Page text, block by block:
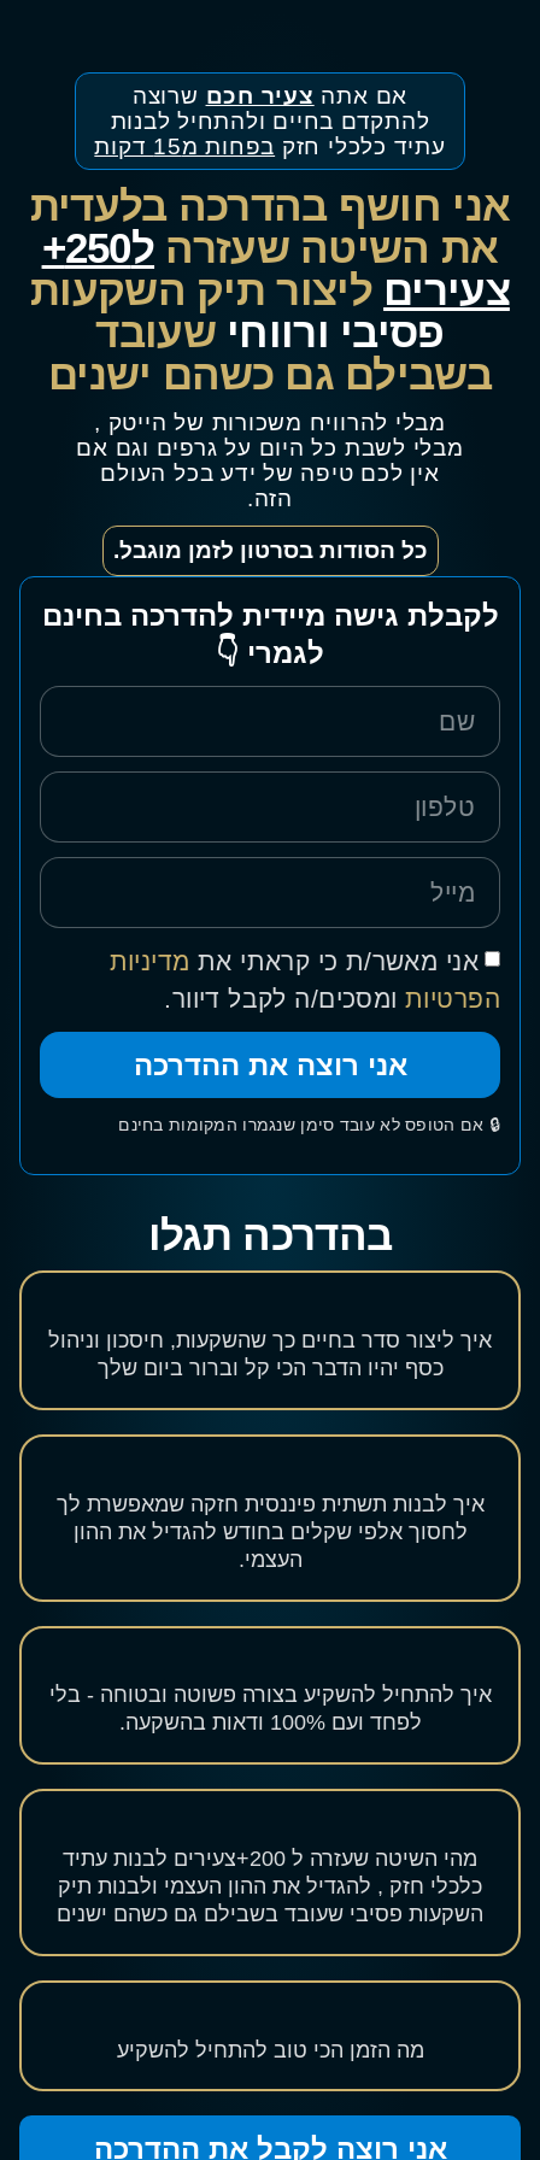
אם אתה צעיר חכם שרוצה
להתקדם בחיים ולהתחיל לבנות
עתיד כלכלי חזק בפחות מ15 דקות
אני חושף בהדרכה בלעדית
את השיטה שעזרה
ל250+
צעירים ליצור תיק השקעות
פסיבי ורווחי שעובד
בשבילם גם כשהם ישנים
מבלי להרוויח משכורות של הייטק ,
מבלי לשבת כל היום על גרפים וגם אם
אין לכם טיפה של ידע בכל העולם
הזה.
כל הסודות בסרטון לזמן מוגבל.
לקבלת גישה מיידית להדרכה בחינם
לגמרי 👇
אני מאשר/ת כי קראתי את מדיניות
הפרטיותומסכים/ה לקבל דיוור.
אני רוצה את ההדרכה
🔒 אם הטופס לא עובד סימן שנגמרו המקומות בחינם
בהדרכה תגלו
איך ליצור סדר בחיים כך שהשקעות, חיסכון וניהול
כסף יהיו הדבר הכי קל וברור ביום שלך
איך לבנות תשתית פיננסית חזקהשמאפשרת לך
לחסוך אלפי שקלים בחודש להגדיל את ההון
העצמי.
איך להתחיל להשקיעבצורה פשוטה ובטוחה - בלי
לפחד ועם 100% ודאות בהשקעה.
מהי השיטה שעזרה ל 200+צעירים
לבנות עתיד
כלכלי חזק , להגדיל את ההון העצמי ולבנות תיק
השקעות פסיבי שעובד בשבילם גם כשהם ישנים
מה הזמן הכי טוב להתחיל להשקיע
אני רוצה לקבל את ההדרכה